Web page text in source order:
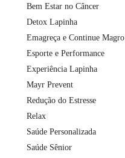
Bem Estar no Câncer
Detox Lapinha
Emagreça e Continue Magro
Esporte e Performance
Experiência Lapinha
Mayr Prevent
Redução do Estresse
Relax
Saúde Personalizada
Saúde Sênior